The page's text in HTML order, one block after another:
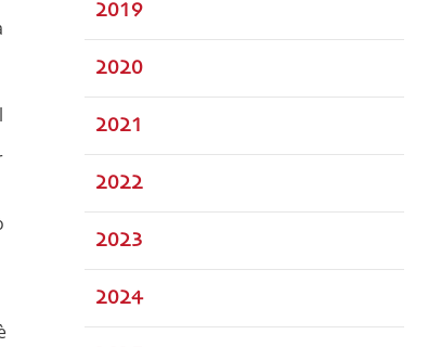
2019
2020
2021
2022
2023
2024